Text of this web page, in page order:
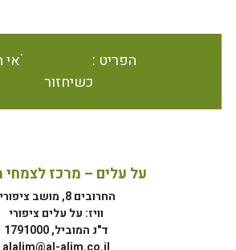
הפריט אינו זמין במלאי
כשיחזור
על עלים – מרכז
החרובים 8, מושב ציפורי
וויז: על עלים ציפורי
ד"נ המוביל, 1791000